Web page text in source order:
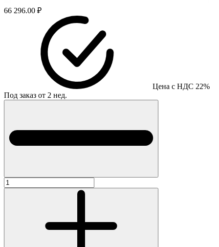
66 296.00 ₽
Цена с НДС 22%
Под заказ от 2 нед.